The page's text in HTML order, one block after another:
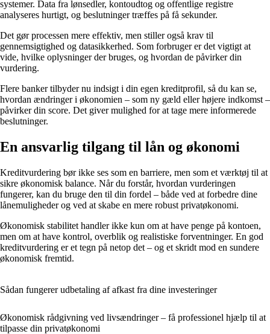
systemer. Data fra lønsedler, kontoudtog og offentlige registre
analyseres hurtigt, og beslutninger træffes på få sekunder.
Det gør processen mere effektiv, men stiller også krav til
gennemsigtighed og datasikkerhed. Som forbruger er det vigtigt at
vide, hvilke oplysninger der bruges, og hvordan de påvirker din
vurdering.
Flere banker tilbyder nu indsigt i din egen kreditprofil, så du kan se,
hvordan ændringer i økonomien – som ny gæld eller højere indkomst –
påvirker din score. Det giver mulighed for at tage mere informerede
beslutninger.
En ansvarlig tilgang til lån og økonomi
Kreditvurdering bør ikke ses som en barriere, men som et værktøj til at
sikre økonomisk balance. Når du forstår, hvordan vurderingen
fungerer, kan du bruge den til din fordel – både ved at forbedre dine
lånemuligheder og ved at skabe en mere robust privatøkonomi.
Økonomisk stabilitet handler ikke kun om at have penge på kontoen,
men om at have kontrol, overblik og realistiske forventninger. En god
kreditvurdering er et tegn på netop det – og et skridt mod en sundere
økonomisk fremtid.
Sådan fungerer udbetaling af afkast fra dine investeringer
Økonomisk rådgivning ved livsændringer – få professionel hjælp til at
tilpasse din privatøkonomi